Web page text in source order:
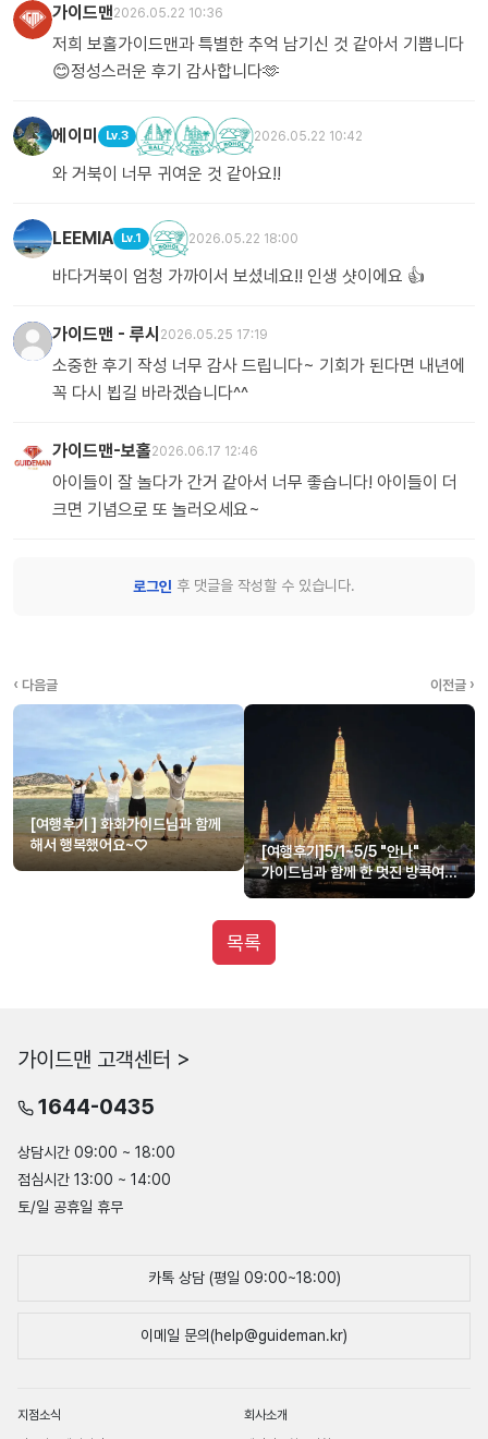
가이드맨2026.05.22 10:36
저희 보홀가이드맨과 특별한 추억 남기신 것 같아서 기쁩니다
😊정성스러운 후기 감사합니다🫶
에이미 Lv.3 2026.05.22 10:42
와 거북이 너무 귀여운 것 같아요!!
LEEMIA Lv.1 2026.05.22 18:00
바다거북이 엄청 가까이서 보셨네요!! 인생 샷이에요 👍
가이드맨 - 루시 2026.05.25 17:19
소중한 후기 작성 너무 감사 드립니다~ 기회가 된다면 내년에
꼭 다시 뵙길 바라겠습니다^^
가이드맨-보홀2026.06.17 12:46
아이들이 잘 놀다가 간거 같아서 너무 좋습니다! 아이들이 더
크면 기념으로 또 놀러오세요~
로그인 후 댓글을 작성할 수 있습니다.
‹ 다음글
[여행후기 ] 화화가이드님과 함께
해서 행복했어요~♡
이전글 ›
[여행후기]5/1~5/5 "안나"
가이드님과 함께 한 멋진 방콕여행
후기입니다 : )
목록
가이드맨 고객센터 >
1644-0435
상담시간 09:00 ~ 18:00
점심시간 13:00 ~ 14:00
토/일 공휴일 휴무
카톡 상담 (평일 09:00~18:00)
이메일 문의(help@guideman.kr)
지점소식
회사소개